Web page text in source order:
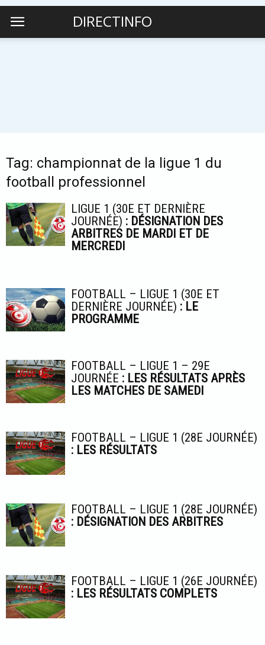
DIRECTINFO
Tag: championnat de la ligue 1 du
football professionnel
LIGUE 1 (30E ET DERNIÈRE
JOURNÉE) : DÉSIGNATION DES
ARBITRES DE MARDI ET DE
MERCREDI
FOOTBALL – LIGUE 1 (30E ET
DERNIÈRE JOURNÉE) : LE
PROGRAMME
FOOTBALL – LIGUE 1 – 29E
JOURNÉE : LES RÉSULTATS APRÈS
LES MATCHES DE SAMEDI
FOOTBALL – LIGUE 1 (28E JOURNÉE)
: LES RÉSULTATS
FOOTBALL – LIGUE 1 (28E JOURNÉE)
: DÉSIGNATION DES ARBITRES
FOOTBALL – LIGUE 1 (26E JOURNÉE)
: LES RÉSULTATS COMPLETS